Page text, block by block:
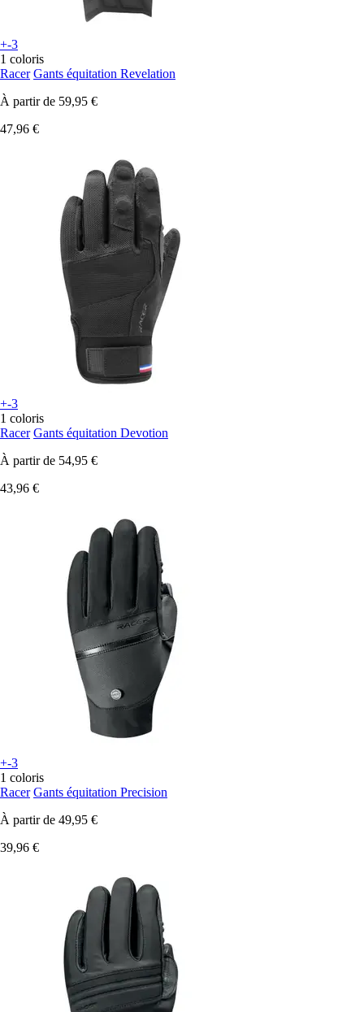
+-3
1 coloris
Racer Gants équitation Revelation
À partir de 59,95 €
47,96 €
+-3
1 coloris
Racer Gants équitation Devotion
À partir de 54,95 €
43,96 €
+-3
1 coloris
Racer Gants équitation Precision
À partir de 49,95 €
39,96 €